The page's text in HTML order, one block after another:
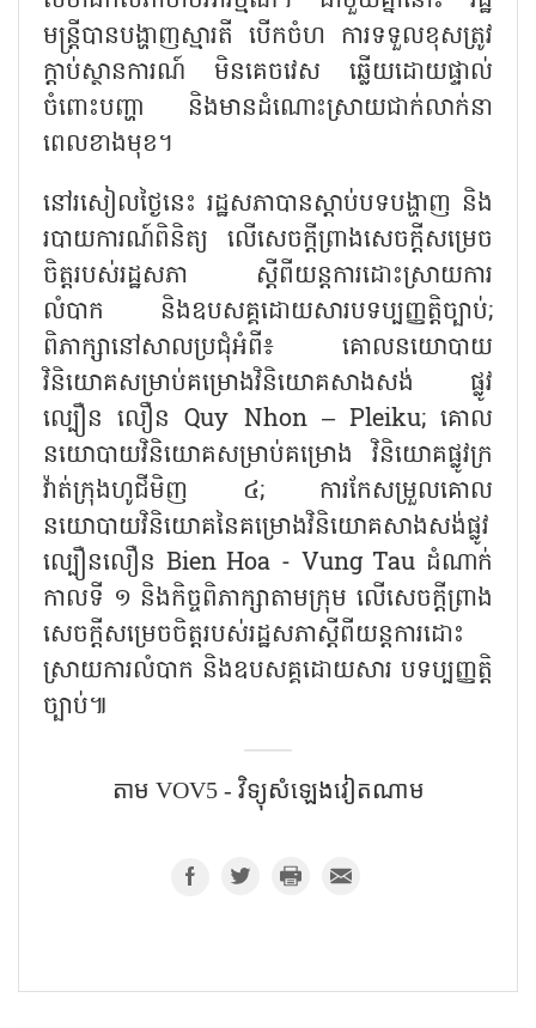
មន្ត្រីបានបង្ហាញស្មារតី បើកចំហ ការទទួលខុសត្រូវ
ក្តាប់ស្ថានការណ៍ មិនគេចវេស ឆ្លើយដោយផ្ទាល់
ចំពោះបញ្ហា និងមានដំណោះស្រាយជាក់លាក់នា
ពេលខាងមុខ។
នៅរសៀលថ្ងៃនេះ រដ្ឋសភាបានស្តាប់បទបង្ហាញ និង
របាយការណ៍ពិនិត្យ លើសេចក្តីព្រាងសេចក្តីសម្រេច
ចិត្តរបស់រដ្ឋសភា ស្តីពីយន្តការដោះស្រាយការ
លំបាក និងឧបសគ្គដោយសារបទប្បញ្ញត្តិច្បាប់;
ពិភាក្សានៅសាលប្រជុំអំពី៖ គោលនយោបាយ
វិនិយោគសម្រាប់គម្រោងវិនិយោគសាងសង់ ផ្លូវ
ល្បឿន លឿនQuy Nhon – Pleiku;គោល
នយោបាយវិនិយោគសម្រាប់គម្រោង វិនិយោគផ្លូវក្រ
វ៉ាត់ក្រុងហូជីមិញ ៤; ការកែសម្រួលគោល
នយោបាយវិនិយោគនៃគម្រោងវិនិយោគសាងសង់ផ្លូវ
ល្បឿនលឿន Bien Hoa - Vung Tau ដំណាក់
កាលទី ១ និងកិច្ចពិភាក្សាតាមក្រុម លើសេចក្តីព្រាង
សេចក្តីសម្រេចចិត្តរបស់រដ្ឋសភាស្តីពីយន្តការដោះ
ស្រាយការលំបាក និងឧបសគ្គដោយសារ បទប្បញ្ញត្តិ
ច្បាប់៕
តាម​ VOV5​ - វិទ្យុសំឡេងវៀតណាម​